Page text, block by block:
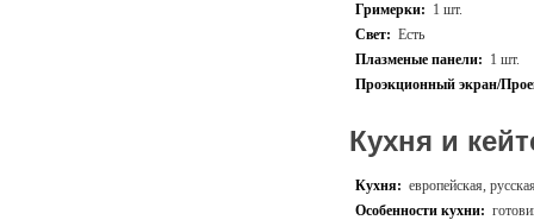
Гримерки: 1 шт.
Свет: Есть
Плазменые панели: 1 шт.
Проэкционный экран/
Кухня и
Кухня: европейская,
Особенности кухни: